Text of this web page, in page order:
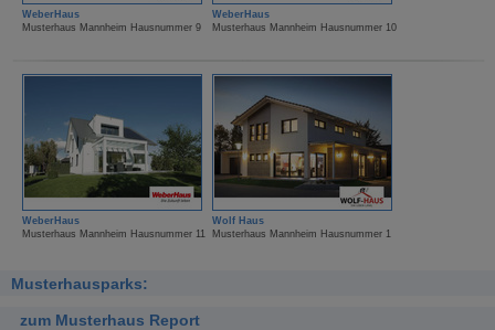
WeberHaus
Musterhaus Mannheim Hausnummer 9
WeberHaus
Musterhaus Mannheim Hausnummer 10
WeberHaus
Musterhaus Mannheim Hausnummer 11
Wolf Haus
Musterhaus Mannheim Hausnummer 1
Musterhausparks:
zum Musterhaus Report